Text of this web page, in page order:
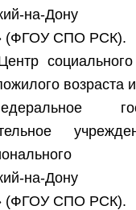
на-Дону
(ФГОУ СПО РСК).
возраста
на-Дону
(ФГОУ СПО РСК).